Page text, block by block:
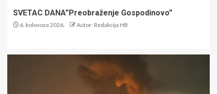
SVETAC DANA”Preobraženje Gospodinovo”
6. kolovoza 2026. Autor: Redakcija HB